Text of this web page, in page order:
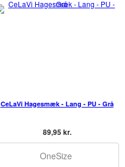
CeLaVi Hagesmæk - Lang - PU - Grå
89,95 kr.
OneSize